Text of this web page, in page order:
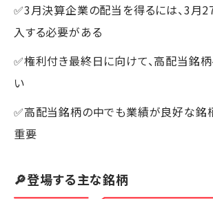
✅3月決算企業の配当を得るには、3月
入する必要がある
✅権利付き最終日に向けて、高配当銘
い
✅高配当銘柄の中でも業績が良好な銘
重要
🔎登場する主な銘柄